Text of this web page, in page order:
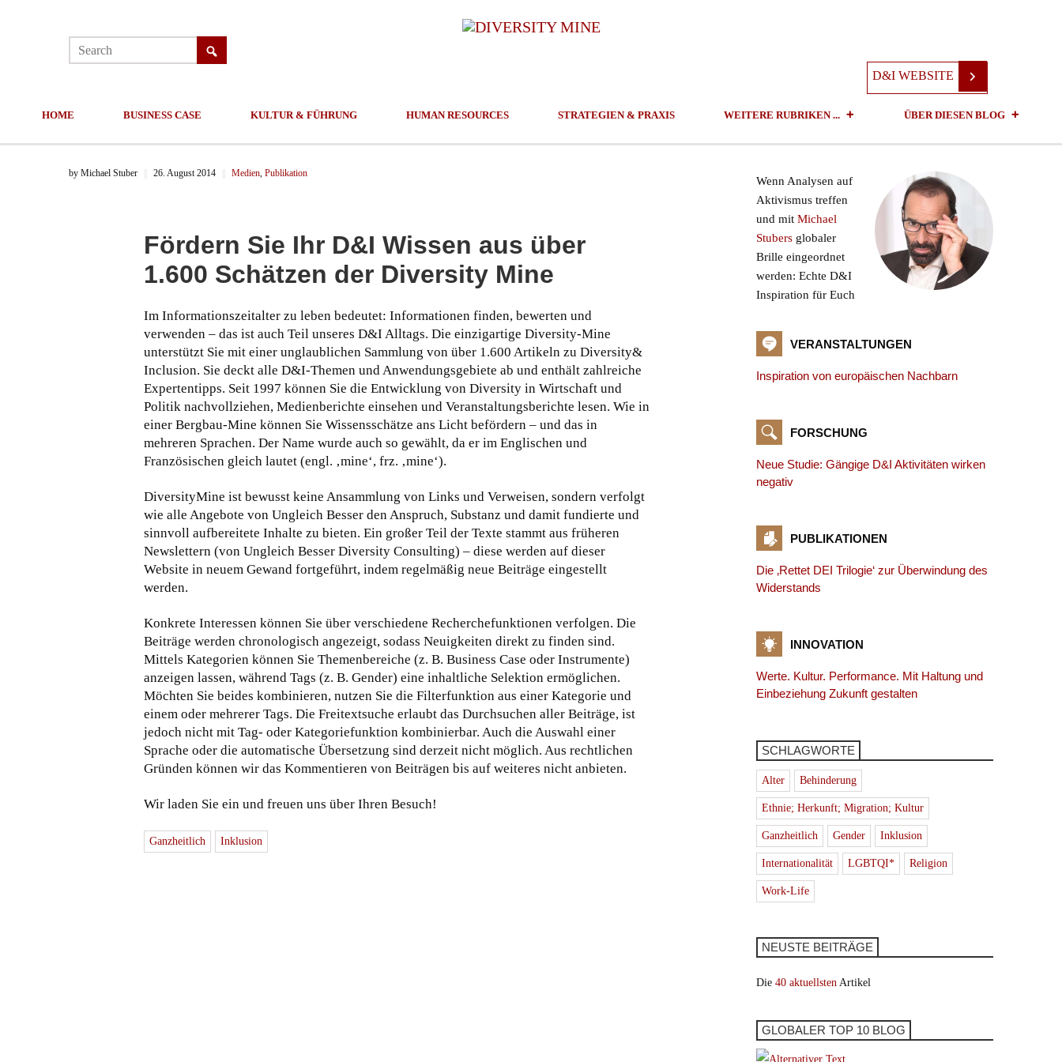
D&I WEBSITE
HOME BUSINESS CASE KULTUR & FÜHRUNG HUMAN RESOURCES STRATEGIEN & PRAXIS WEITERE RUBRIKEN ... ÜBER DIESEN BLOG
by Michael Stuber 26. August 2014 Medien Publikation
Fördern Sie Ihr D&I Wissen aus über
1.600 Schätzen der Diversity Mine
Im Informationszeitalter zu leben bedeutet: Informationen finden, bewerten und
verwenden – das ist auch Teil unseres D&I Alltags. Die einzigartige Diversity-Mine
unterstützt Sie mit einer unglaublichen Sammlung von über 1.600 Artikeln zu Diversity&
Inclusion. Sie deckt alle D&I-Themen und Anwendungsgebiete ab und enthält zahlreiche
Expertentipps. Seit 1997 können Sie die Entwicklung von Diversity in Wirtschaft und
Politik nachvollziehen, Medienberichte einsehen und Veranstaltungsberichte lesen. Wie in
einer Bergbau-Mine können Sie Wissensschätze ans Licht befördern – und das in
mehreren Sprachen. Der Name wurde auch so gewählt, da er im Englischen und
Französischen gleich lautet (engl. ‚mine‘, frz. ‚mine‘).
DiversityMine ist bewusst keine Ansammlung von Links und Verweisen, sondern verfolgt
wie alle Angebote von Ungleich Besser den Anspruch, Substanz und damit fundierte und
sinnvoll aufbereitete Inhalte zu bieten. Ein großer Teil der Texte stammt aus früheren
Newslettern (von Ungleich Besser Diversity Consulting) – diese werden auf dieser
Website in neuem Gewand fortgeführt, indem regelmäßig neue Beiträge eingestellt
werden.
Konkrete Interessen können Sie über verschiedene Recherchefunktionen verfolgen. Die
Beiträge werden chronologisch angezeigt, sodass Neuigkeiten direkt zu finden sind.
Mittels Kategorien können Sie Themenbereiche (z. B. Business Case oder Instrumente)
anzeigen lassen, während Tags (z. B. Gender) eine inhaltliche Selektion ermöglichen.
Möchten Sie beides kombinieren, nutzen Sie die Filterfunktion aus einer Kategorie und
einem oder mehrerer Tags. Die Freitextsuche erlaubt das Durchsuchen aller Beiträge, ist
jedoch nicht mit Tag- oder Kategoriefunktion kombinierbar. Auch die Auswahl einer
Sprache oder die automatische Übersetzung sind derzeit nicht möglich. Aus rechtlichen
Gründen können wir das Kommentieren von Beiträgen bis auf weiteres nicht anbieten.
Wir laden Sie ein und freuen uns über Ihren Besuch!
Ganzheitlich Inklusion
Wenn Analysen auf
Aktivismus treffen
und mit Michael
Stubers globaler
Brille eingeordnet
werden: Echte D&I
Inspiration für Euch
VERANSTALTUNGEN
Inspiration von europäischen Nachbarn
FORSCHUNG
Neue Studie: Gängige D&I Aktivitäten wirken
negativ
PUBLIKATIONEN
Die ‚Rettet DEI Trilogie‘ zur Überwindung des
Widerstands
INNOVATION
Werte. Kultur. Performance. Mit Haltung und
Einbeziehung Zukunft gestalten
SCHLAGWORTE
Alter Behinderung
Ethnie; Herkunft; Migration; Kultur
Ganzheitlich Gender Inklusion
Internationalität LGBTQI* Religion
Work-Life
NEUSTE BEITRÄGE
Die 40 aktuellsten Artikel
GLOBALER TOP 10 BLOG